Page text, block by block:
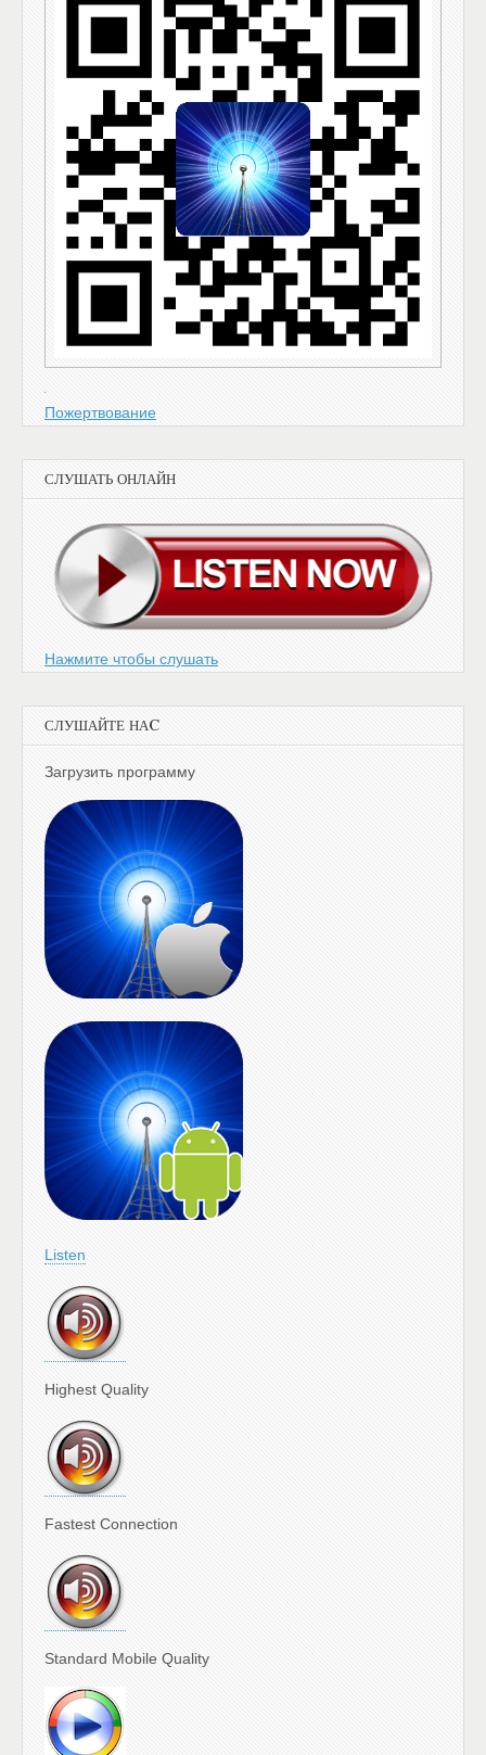
Пожертвование
СЛУШАТЬ ОНЛАЙН
Нажмите чтобы слушать
СЛУШАЙТЕ НАC
Загрузить программу
Listen
Highest Quality
Fastest Connection
Standard Mobile Quality